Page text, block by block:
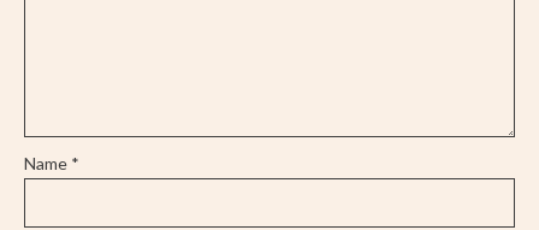
Name *